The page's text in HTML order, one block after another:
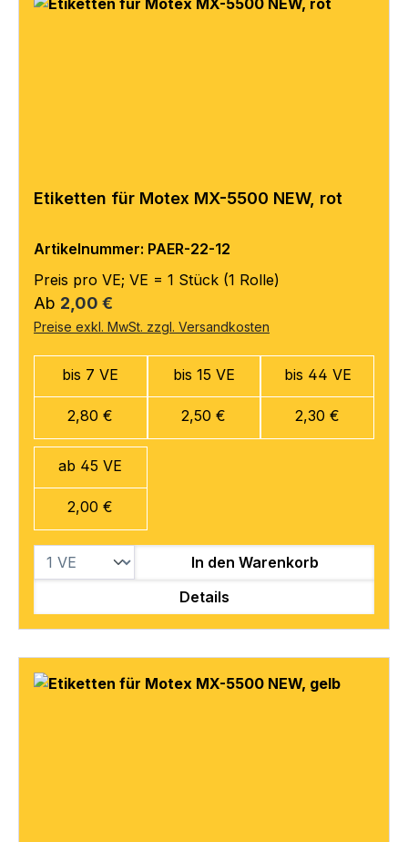
Etiketten für Motex MX-5500 NEW, rot
Artikelnummer: PAER-22-12
Preis pro VE; VE = 1 Stück (1 Rolle)
Regulärer Preis:
Ab 2,00 €
Preise exkl. MwSt. zzgl. Versandkosten
bis 7 VE
2,80 €
bis 15 VE
2,50 €
bis 44 VE
2,30 €
ab 45 VE
2,00 €
In den Warenkorb
Details